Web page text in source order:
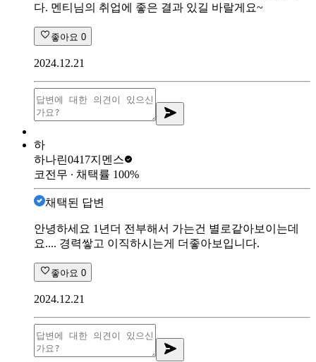
다. 멘티님의 취업에 좋은 결과 있길 바랄게요~
좋아요 0
2024.12.21
하
하나린0417지멘스
코전무 ∙ 채택률 100%
채택된 답변
안녕하세요 1년더 전부해서 가는건 별로같아보이는데
요.... 경력쌓고 이직하시는게 더좋아보입니다.
좋아요 0
2024.12.21